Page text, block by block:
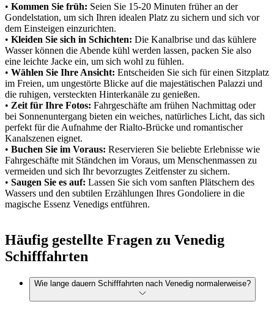
• Kommen Sie früh: Seien Sie 15-20 Minuten früher an der
Gondelstation, um sich Ihren idealen Platz zu sichern und sich vor
dem Einsteigen einzurichten.
• Kleiden Sie sich in Schichten: Die Kanalbrise und das kühlere
Wasser können die Abende kühl werden lassen, packen Sie also
eine leichte Jacke ein, um sich wohl zu fühlen.
• Wählen Sie Ihre Ansicht: Entscheiden Sie sich für einen Sitzplatz
im Freien, um ungestörte Blicke auf die majestätischen Palazzi und
die ruhigen, versteckten Hinterkanäle zu genießen.
• Zeit für Ihre Fotos: Fahrgeschäfte am frühen Nachmittag oder
bei Sonnenuntergang bieten ein weiches, natürliches Licht, das sich
perfekt für die Aufnahme der Rialto-Brücke und romantischer
Kanalszenen eignet.
• Buchen Sie im Voraus: Reservieren Sie beliebte Erlebnisse wie
Fahrgeschäfte mit Ständchen im Voraus, um Menschenmassen zu
vermeiden und sich Ihr bevorzugtes Zeitfenster zu sichern.
• Saugen Sie es auf: Lassen Sie sich vom sanften Plätschern des
Wassers und den subtilen Erzählungen Ihres Gondoliere in die
magische Essenz Venedigs entführen.
Häufig gestellte Fragen zu Venedig
Schifffahrten
Wie lange dauern Schifffahrten nach Venedig normalerweise?